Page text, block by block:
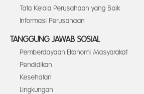
Tata Kelola Perusahaan yang Baik
Informasi Perusahaan
TANGGUNG JAWAB SOSIAL
Pemberdayaan Ekonomi Masyarakat
Pendidikan
Kesehatan
Lingkungan